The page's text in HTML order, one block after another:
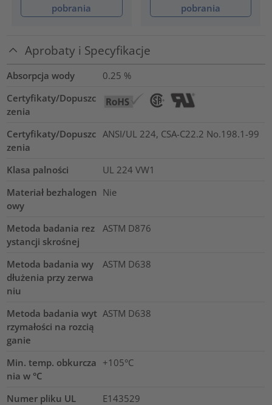
pobrania pobrania
Aprobaty i Specyfikacje
Absorpcja wody 0.25 %
Certyfikaty/Dopuszc
zenia
Certyfikaty/Dopuszc
zenia
ANSI/UL 224, CSA-C22.2 No.198.1-99
Klasa palności
UL 224 VW1
Materiał bezhalogen
owy
Nie
Metoda badania rez
ystancji skrośnej
ASTM D876
Metoda badania wy
dłużenia przy zerwa
niu
ASTM D638
Metoda badania wyt
rzymałości na rozcią
ganie
ASTM D638
Min. temp. obkurcza
nia w °C
+105°C
Numer pliku UL
E143529